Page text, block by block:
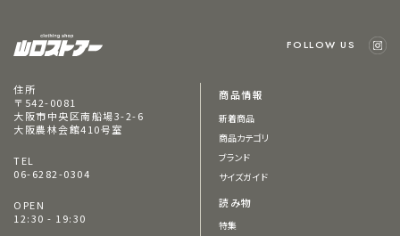
FOLLOW US
住所
〒542-0081
大阪市中央区南船場3-2-6
大阪農林会館410号室
TEL
06-6282-0304
OPEN
12:30 - 19:30
商品情報
新着商品
商品カテゴリ
ブランド
サイズガイド
読み物
特集